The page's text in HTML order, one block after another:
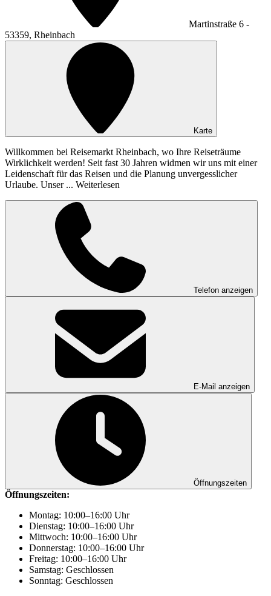
Martinstraße 6 -
53359, Rheinbach
Karte
Willkommen bei Reisemarkt Rheinbach, wo Ihre Reiseträume
Wirklichkeit werden! Seit fast 30 Jahren widmen wir uns mit einer
Leidenschaft für das Reisen und die Planung unvergesslicher
Urlaube. Unser ... Weiterlesen
Telefon anzeigen
E-Mail anzeigen
Öffnungszeiten
Öffnungszeiten:
Montag: 10:00–16:00 Uhr
Dienstag: 10:00–16:00 Uhr
Mittwoch: 10:00–16:00 Uhr
Donnerstag: 10:00–16:00 Uhr
Freitag: 10:00–16:00 Uhr
Samstag: Geschlossen
Sonntag: Geschlossen